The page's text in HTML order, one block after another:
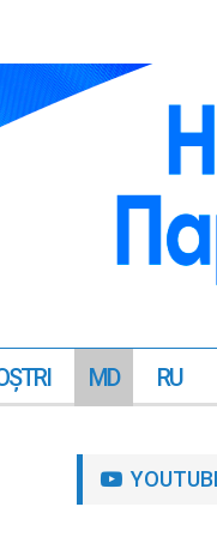
MD RU